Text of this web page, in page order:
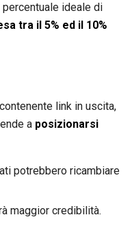
ideale di
tra il 5% ed il 10%
link in uscita,
a posizionarsi
potrebbero ricambiare
maggior credibilità.